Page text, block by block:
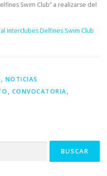
Swim Club” a realizarse del
Interclubes Delfines Swim Club
, NOTICIAS
, CONVOCATORIA,